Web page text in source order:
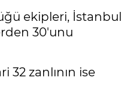
ekipleri, İstanbul
30'unu
zanlının ise